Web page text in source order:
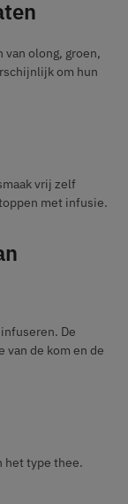
olong, groen,
om hun
vrij zelf
met infusie.
De
van de kom en de
het type thee.